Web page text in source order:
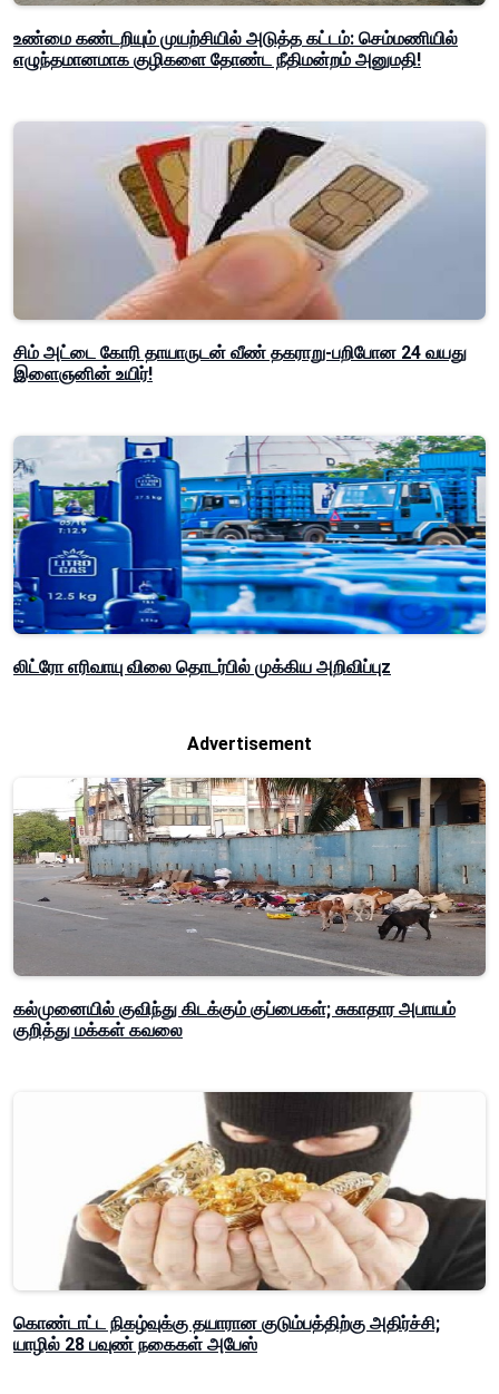
உண்மை கண்டறியும் முயற்சியில் அடுத்த கட்டம்: செம்மணியில்
எழுந்தமானமாக குழிகளை தோண்ட நீதிமன்றம் அனுமதி!
சிம் அட்டை கோரி தாயாருடன் வீண் தகராறு-பறிபோன 24 வயது
இளைஞனின் உயிர்!
லிட்ரோ எரிவாயு விலை தொடர்பில் முக்கிய அறிவிப்புz
Advertisement
கல்முனையில் குவிந்து கிடக்கும் குப்பைகள்; சுகாதார அபாயம்
குறித்து மக்கள் கவலை
கொண்டாட்ட நிகழ்வுக்கு தயாரான குடும்பத்திற்கு அதிர்ச்சி;
யாழில் 28 பவுண் நகைகள் அபேஸ்